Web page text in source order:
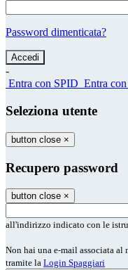
Password dimenticata?
-
Entra con SPID Entra
Seleziona utente
button close ×
Recupero password
button close ×
all'indirizzo indicato con le
Non hai una e-mail associata al
tramite la Login Spaggiari